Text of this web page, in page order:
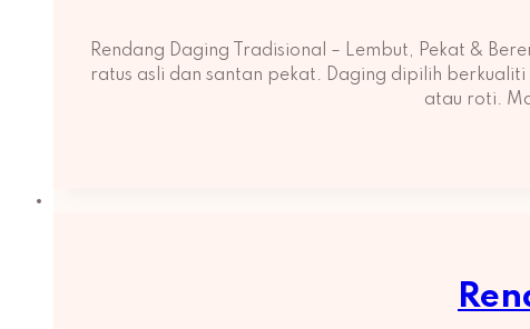
Rendang Daging Tradisional – Lembut, Pekat &
ratus asli dan santan pekat. Daging dipilih
atau roti.